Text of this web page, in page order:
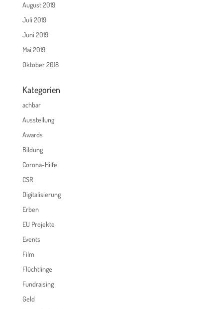
August 2019
Juli 2019
Juni 2019
Mai 2019
Oktober 2018
Kategorien
achbar
Ausstellung
Awards
Bildung
Corona-Hilfe
CSR
Digitalisierung
Erben
EU Projekte
Events
Film
Flüchtlinge
Fundraising
Geld